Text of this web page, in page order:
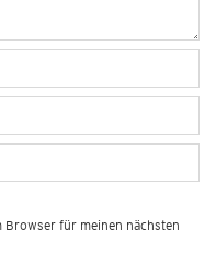
Browser für meinen nächsten